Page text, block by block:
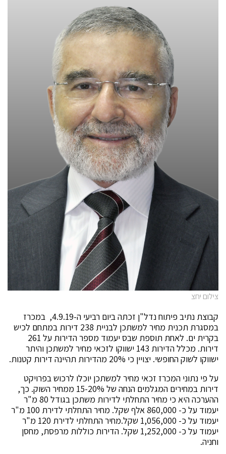
צילום יחצ
קבוצת נתיב פיתוח נדל"ן זכתה ביום רביעי ה-4.9.19, במכרז
במסגרת תכנית מחיר למשתכן לבניית 238 דירות במתחם לכיש
בקרית ים. לאחת תוספת שבס יעמוד מספר הדירות על 261
דירות. מכלל הדירות 143 ישווקו לזכאי מחיר למשתכן והיתר
ישווקו לשוק החופשי. יצויין כי 20% מהדירות תהיינה דירות קטנות.
על פי נתוני המכרז זכאי מחיר למשתכן יוכלו לרכוש בפרויקט
דירות במחירים המגלמים הנחה של 15-20% ממחיר השוק. כך,
ההערכה היא כי מחיר התחלתי לדירות משתכן בגודל 80 מ"ר
יעמוד על כ- 860,000 אלף שקל. מחיר התחלתי לדירת 100 מ"ר
יעמוד על כ- 1,056,000 שקל.מחיר התחלתי לדירת 120 מ"ר
יעמוד על כ- 1,252,000 שקל. הדירות כוללות מרפסת, מחסן
וחניה.